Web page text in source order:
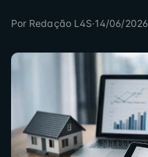
Por Redação L4S·14/06/2026